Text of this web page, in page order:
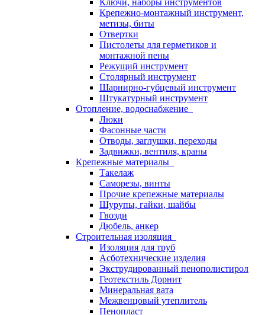
Ключи, наборы инструментов
Крепежно-монтажный инструмент,
метизы, биты
Отвертки
Пистолеты для герметиков и
монтажной пены
Режущий инструмент
Столярный инструмент
Шарнирно-губцевый инструмент
Штукатурный инструмент
Отопление, водоснабжение
Люки
Фасонные части
Отводы, заглушки, переходы
Задвижки, вентиля, краны
Крепежные материалы
Такелаж
Саморезы, винты
Прочие крепежные материалы
Шурупы, гайки, шайбы
Гвозди
Дюбель, анкер
Строительная изоляция
Изоляция для труб
Асботехнические изделия
Экструдированный пенополистирол
Геотекстиль Дорнит
Минеральная вата
Межвенцовый утеплитель
Пенопласт